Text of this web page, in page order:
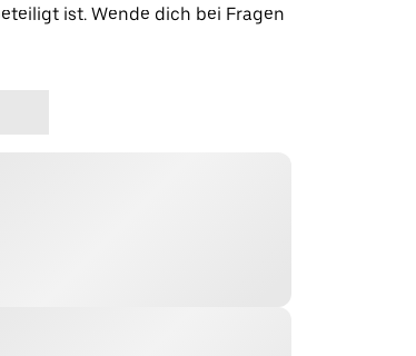
ist. Wende dich bei Fragen